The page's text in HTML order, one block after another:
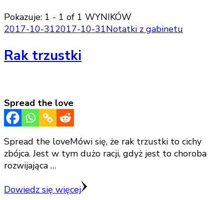
Pokazuje: 1 - 1 of 1 WYNIKÓW
2017-10-312017-10-31Notatki z gabinetu
Rak trzustki
Spread the love
Spread the loveMówi się, że rak trzustki to cichy
zbójca. Jest w tym dużo racji, gdyż jest to choroba
rozwijająca …
Dowiedz się więcej